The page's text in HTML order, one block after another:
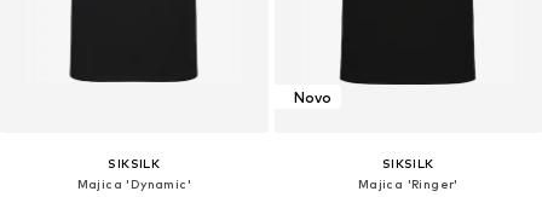
SIKSILK
Majica 'Dynamic'
Novo
SIKSILK
Majica 'Ringer'